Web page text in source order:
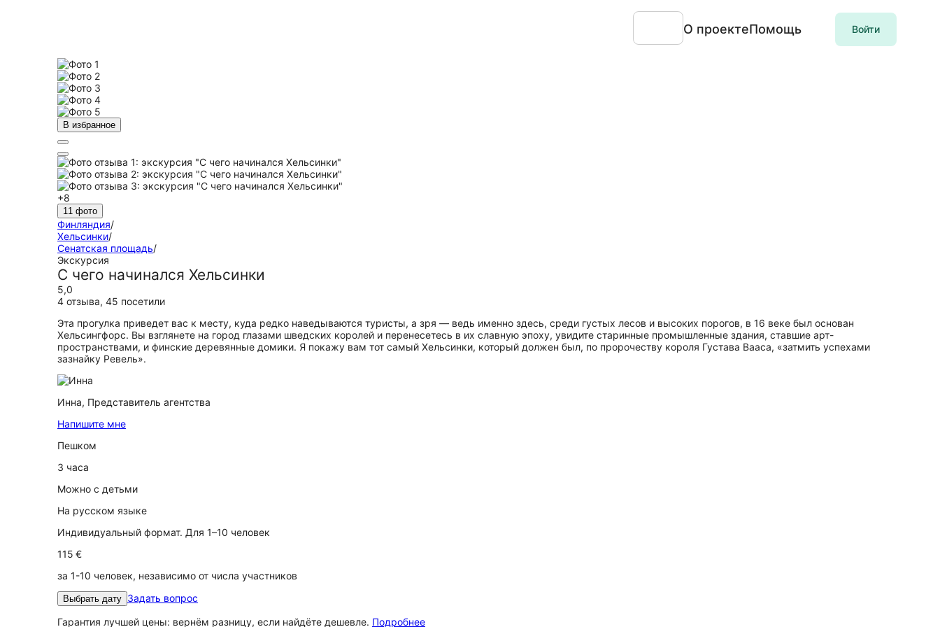
О проектеПомощь Войти
В избранное
+8
11 фото
Финляндия/
Хельсинки/
Сенатская площадь/
Экскурсия
С чего начинался Хельсинки
5,0
4 отзыва, 45 посетили
Эта прогулка приведет вас к месту, куда редко наведываются туристы, а зря — ведь именно здесь, среди густых лесов и высоких порогов, в 16 веке был основан
Хельсингфорс. Вы взглянете на город глазами шведских королей и перенесетесь в их славную эпоху, увидите старинные промышленные здания, ставшие арт-
пространствами, и финские деревянные домики. Я покажу вам тот самый Хельсинки, который должен был, по пророчеству короля Густава Вааса, «затмить успехами
зазнайку Ревель».
Инна, Представитель агентства
Напишите мне
Пешком
3 часа
Можно с детьми
На русском языке
Индивидуальный формат. Для 1–10 человек
115 €
за 1-10 человек, независимо от числа участников
Выбрать дату Задать вопрос
Гарантия лучшей цены: вернём разницу, если найдёте дешевле. Подробнее